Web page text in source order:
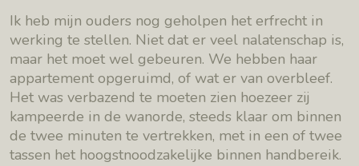
Ik heb mijn ouders nog geholpen het erfrecht in
werking te stellen. Niet dat er veel nalatenschap is,
maar het moet wel gebeuren. We hebben haar
appartement opgeruimd, of wat er van overbleef.
Het was verbazend te moeten zien hoezeer zij
kampeerde in de wanorde, steeds klaar om binnen
de twee minuten te vertrekken, met in een of twee
tassen het hoogstnoodzakelijke binnen handbereik.